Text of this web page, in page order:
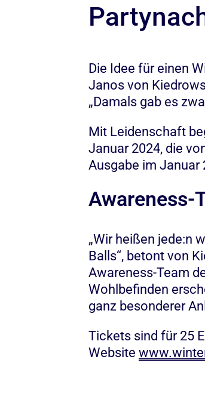
Die Idee für einen
Janos von
„Damals gab es
Mit Leidenschaft
Januar 2024, die
Ausgabe im Januar
Awareness-
„Wir heißen jede:n
Balls“, betont von
Awareness-Team
Wohlbefinden
ganz besonderer
Tickets sind für 25
Website